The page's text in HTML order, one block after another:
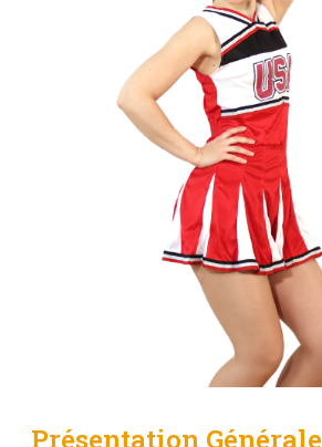
Présentation Générale